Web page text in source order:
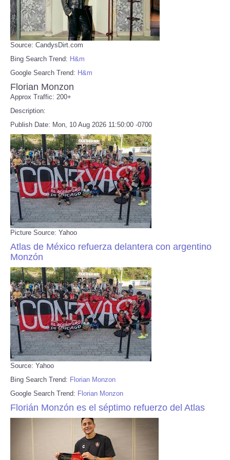
Source: CandysDirt.com
Bing Search Trend: H&m
Google Search Trend: H&m
Florian Monzon
Approx Traffic: 200+
Description:
Publish Date: Mon, 10 Aug 2026 11:50:00 -0700
Picture Source: Yahoo
Atlas de México refuerza delantera con argentino
Monzón
Source: Yahoo
Bing Search Trend: Florian Monzon
Google Search Trend: Florian Monzon
Florián Monzón es el séptimo refuerzo del Atlas